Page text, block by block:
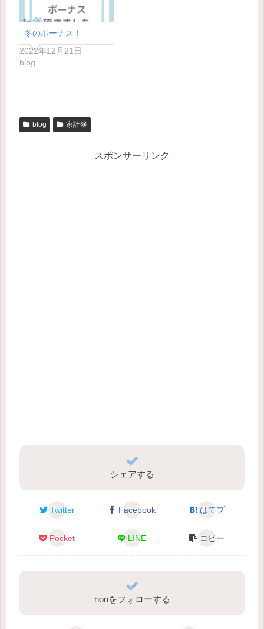
冬のボーナス！
2022年12月21日
blog
blog 家計簿
スポンサーリンク
シェアする
Twitter Facebook はてブ
Pocket LINE コピー
nonをフォローする